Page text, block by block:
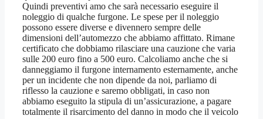
Quindi preventivi amo che sarà necessario eseguire il
noleggio di qualche furgone. Le spese per il noleggio
possono essere diverse e divennero sempre delle
dimensioni dell’automezzo che abbiamo affittato. Rimane
certificato che dobbiamo rilasciare una cauzione che varia
sulle 200 euro fino a 500 euro. Calcoliamo anche che si
danneggiamo il furgone internamento esternamente, anche
per un incidente che non dipende da noi, parliamo di
riflesso la cauzione e saremo obbligati, in caso non
abbiamo eseguito la stipula di un’assicurazione, a pagare
totalmente il risarcimento del danno in modo che il veicolo